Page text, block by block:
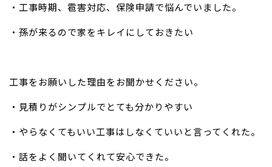
・工事時期、雹害対応、保険申請で悩んでいました。
・孫が来るので家をキレイにしておきたい
工事をお願いした理由をお聞かせください。
・見積りがシンプルでとても分かりやすい
・やらなくてもいい工事はしなくていいと言ってくれた。
・話をよく聞いてくれて安心できた。